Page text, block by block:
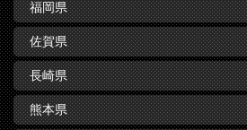
福岡県
佐賀県
長崎県
熊本県